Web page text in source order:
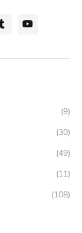
(9)
(30)
(49)
(11)
(108)